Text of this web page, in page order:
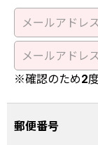
※確認のため2度
郵便番号